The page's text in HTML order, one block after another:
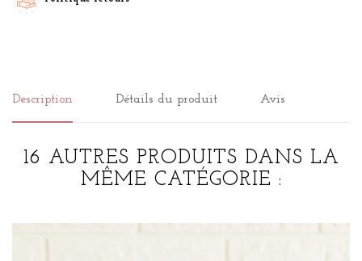
Description Détails du produit Avis
16 AUTRES PRODUITS DANS LA
MÊME CATÉGORIE :